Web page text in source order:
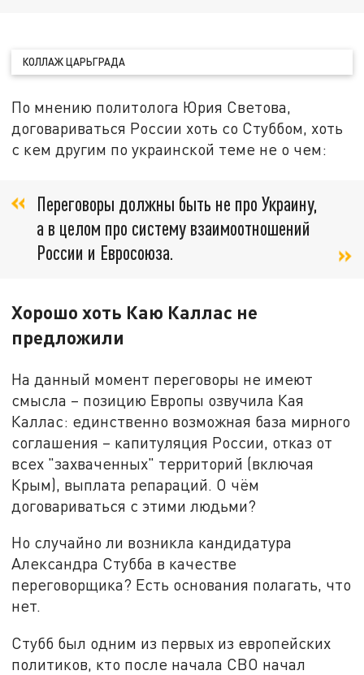
КОЛЛАЖ ЦАРЬГРАДА
По мнению политолога Юрия Светова,
договариваться России хоть со Стуббом, хоть
с кем другим по украинской теме не о чем:
Переговоры должны быть не про Украину,
а в целом про систему взаимоотношений
России и Евросоюза.
Хорошо хоть Каю Каллас не
предложили
На данный момент переговоры не имеют
смысла – позицию Европы озвучила Кая
Каллас: единственно возможная база мирного
соглашения – капитуляция России, отказ от
всех "захваченных" территорий (включая
Крым), выплата репараций. О чём
договариваться с этими людьми?
Но случайно ли возникла кандидатура
Александра Стубба в качестве
переговорщика? Есть основания полагать, что
нет.
Стубб был одним из первых из европейских
политиков, кто после начала СВО начал